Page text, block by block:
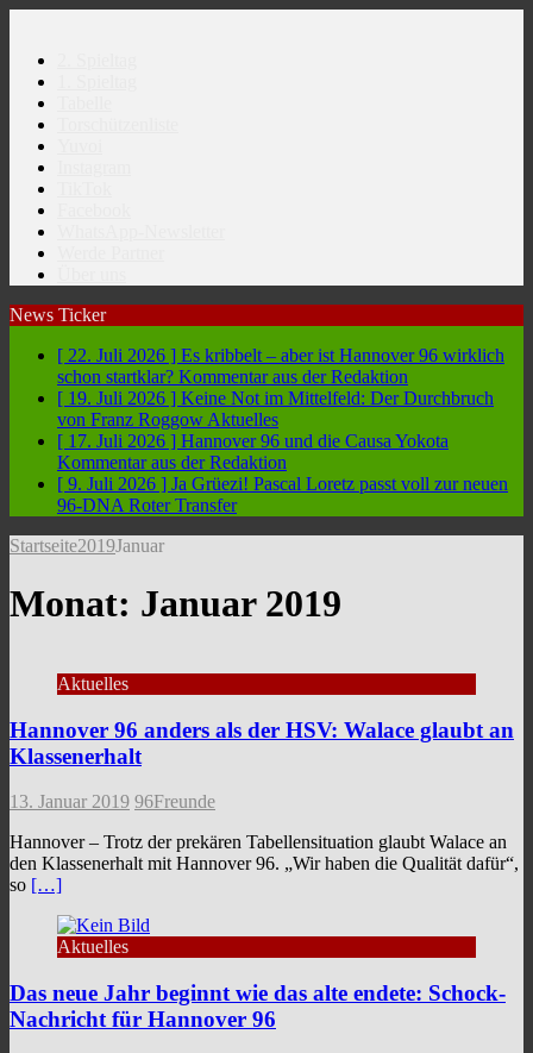
News Ticker
[ 22. Juli 2026 ] Es kribbelt – aber ist Hannover 96 wirklich
schon startklar? Kommentar aus der Redaktion
[ 19. Juli 2026 ] Keine Not im Mittelfeld: Der Durchbruch
von Franz Roggow Aktuelles
[ 17. Juli 2026 ] Hannover 96 und die Causa Yokota
Kommentar aus der Redaktion
[ 9. Juli 2026 ] Ja Grüezi! Pascal Loretz passt voll zur neuen
96-DNA Roter Transfer
Startseite2019Januar
Monat: Januar 2019
Aktuelles
Hannover 96 anders als der HSV: Walace glaubt an
Klassenerhalt
13. Januar 2019 96Freunde
Hannover – Trotz der prekären Tabellensituation glaubt Walace an
den Klassenerhalt mit Hannover 96. „Wir haben die Qualität dafür“,
so […]
Aktuelles
Das neue Jahr beginnt wie das alte endete: Schock-
Nachricht für Hannover 96